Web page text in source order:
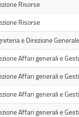
Risorse
Risorse
e Direzione Generale
Affari generali e
Affari generali e
Affari generali e
Affari generali e